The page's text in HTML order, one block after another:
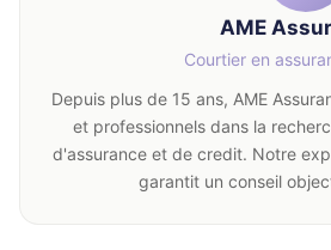
administrative rigoureuse de vos
Cette présence locale garantit
légales.
AME
Courtier en
Depuis plus de 15 ans, AME
et professionnels dans la
d'assurance et de credit. Notre
garantit un conseil